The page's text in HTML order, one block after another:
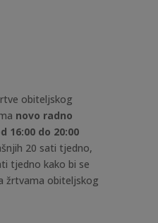
obiteljskog
novo radno
16:00 do 20:00
20 sati tjedno,
tjedno kako bi se
žrtvama obiteljskog